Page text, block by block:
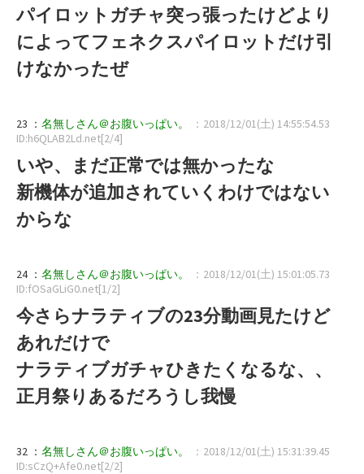
パイロットガチャ突っ張ったけどより
によってフェネクスパイロットだけ引
けなかったぜ
23 ： 名無しさん＠お腹いっぱい。
：2018/12/01(土) 14:55:54.53
ID:h6QLAB2Ld.net[2/4]
いや、まだ正常では無かったな
新機体が追加されていくわけではない
からな
24 ： 名無しさん＠お腹いっぱい。
：2018/12/01(土) 15:01:05.73
ID:fOSaGLiG0.net[1/2]
今さらナラティブの23分動画見たけど
あれだけで
ナラティブガチャひきたくなるな、、
正月祭りあるだろうし我慢
32 ： 名無しさん＠お腹いっぱい。
：2018/12/01(土) 15:31:39.45
ID:sCzQ+Afe0.net[2/2]